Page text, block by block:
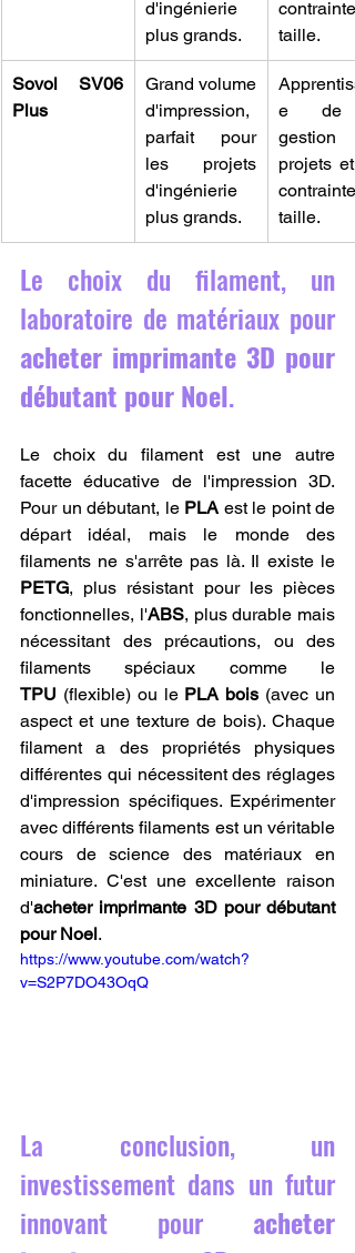
d'ingénierie
plus grands.
taille.
Sovol SV06
Plus
Grand volume
d'impression,
parfait pour
les projets
d'ingénierie
plus grands.
e de
gestion
projets et
taille.
Le choix du filament, un
acheter imprimante 3D pour
débutant pour Noel.
Le choix du filament est une autre
facette éducative de l'impression 3D.
Pour un débutant, le PLA est le point de
départ idéal, mais le monde des
PETG, plus résistant pour les pièces
fonctionnelles, l'ABS, plus durable mais
nécessitant des précautions, ou des
TPU (flexible) ou le PLA bois (avec un
aspect et une texture de bois). Chaque
filament a des propriétés physiques
différentes qui nécessitent des réglages
d'impression spécifiques. Expérimenter
avec différents filaments est un véritable
cours de science des matériaux en
miniature. C'est une excellente raison
d'acheter imprimante 3D pour débutant
pour Noel.
https://www.youtube.com/watch?
v=S2P7DO43OqQ
La conclusion, un
investissement dans un futur
innovant pour acheter